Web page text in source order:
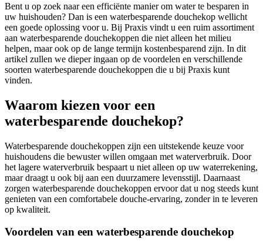
Bent u op zoek naar een efficiënte manier om water te besparen in
uw huishouden? Dan is een waterbesparende douchekop wellicht
een goede oplossing voor u. Bij Praxis vindt u een ruim assortiment
aan waterbesparende douchekoppen die niet alleen het milieu
helpen, maar ook op de lange termijn kostenbesparend zijn. In dit
artikel zullen we dieper ingaan op de voordelen en verschillende
soorten waterbesparende douchekoppen die u bij Praxis kunt
vinden.
Waarom kiezen voor een
waterbesparende douchekop?
Waterbesparende douchekoppen zijn een uitstekende keuze voor
huishoudens die bewuster willen omgaan met waterverbruik. Door
het lagere waterverbruik bespaart u niet alleen op uw waterrekening,
maar draagt u ook bij aan een duurzamere levensstijl. Daarnaast
zorgen waterbesparende douchekoppen ervoor dat u nog steeds kunt
genieten van een comfortabele douche-ervaring, zonder in te leveren
op kwaliteit.
Voordelen van een waterbesparende douchekop